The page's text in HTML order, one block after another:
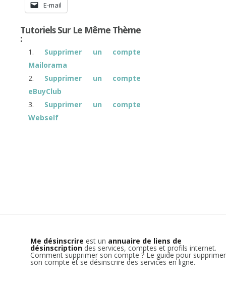
E-mail
Tutoriels Sur Le Même Thème
:
Supprimer un compte
Mailorama
Supprimer un compte
eBuyClub
Supprimer un compte
Webself
Me désinscrire est un annuaire de liens de
désinscription des services, comptes et profils internet.
Comment supprimer son compte ? Le guide pour supprimer
son compte et se désinscrire des services en ligne.